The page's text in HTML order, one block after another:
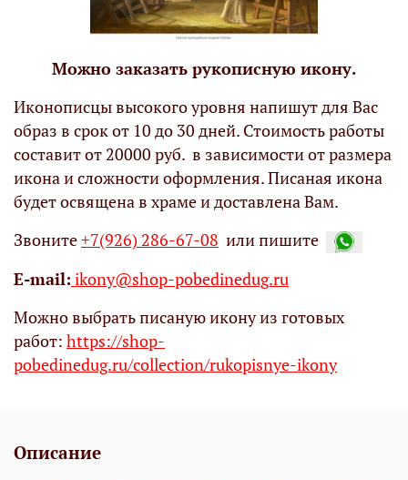
Можно заказать рукописную икону.
Иконописцы высокого уровня напишут для Вас
образ в срок от 10 до 30 дней. Стоимость работы
составит от 20000 руб. в зависимости от размера
икона и сложности оформления. Писаная икона
будет освящена в храме и доставлена Вам.
Звоните+7(926) 286-67-08 или пишите
Е-mail: ikony@shop-pobedinedug.ru
Можно выбрать писаную икону из готовых
работ: https://shop-
pobedinedug.ru/collection/rukopisnye-ikony
Описание